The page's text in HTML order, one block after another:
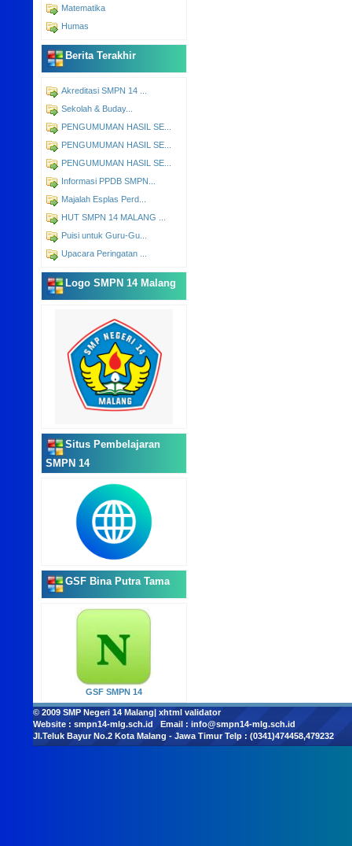
Matematika
Humas
Berita Terakhir
Akreditasi SMPN 14 ...
Sekolah & Buday...
PENGUMUMAN HASIL SE...
PENGUMUMAN HASIL SE...
PENGUMUMAN HASIL SE...
Informasi PPDB SMPN...
Majalah Esplas Perd...
HUT SMPN 14 MALANG ...
Puisi untuk Guru-Gu...
Upacara Peringatan ...
Logo SMPN 14 Malang
Situs Pembelajaran
SMPN 14
GSF Bina Putra Tama
GSF SMPN 14
© 2009 SMP Negeri 14 Malang xhtml validator
Website : smpn14-mlg.sch.id Email : info@smpn14-mlg.sch.id
Jl.Teluk Bayur No.2 Kota Malang - Jawa Timur Telp : (0341)474458,479232